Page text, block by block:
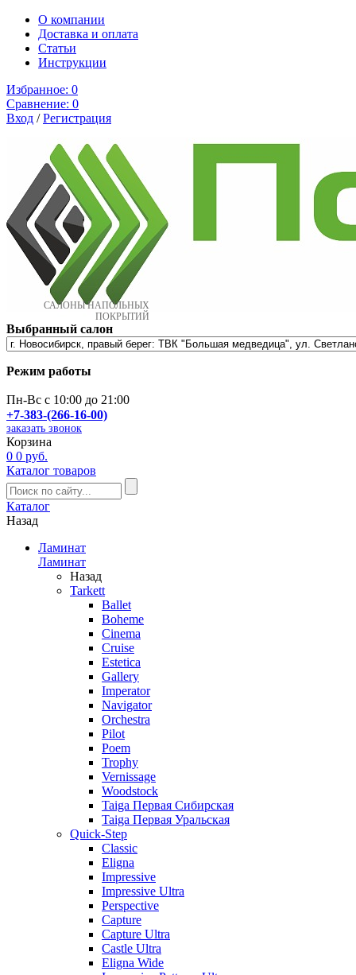
О компании
Доставка и оплата
Cтатьи
Инструкции
Избранное: 0
Сравнение: 0
Вход /Регистрация
САЛОНЫ НАПОЛЬНЫХ
ПОКРЫТИЙ
Выбранный салон
Режим работы
Пн-Вс с 10:00 до 21:00
+7-383-(266-16-00)
заказать звонок
Корзина
0 0 руб.
Каталог товаров
Каталог
Назад
Ламинат
Ламинат
Назад
Tarkett
Ballet
Boheme
Cinema
Cruise
Estetica
Gallery
Imperator
Navigator
Orchestra
Pilot
Poem
Trophy
Vernissage
Woodstock
Taiga Первая Сибирская
Taiga Первая Уральская
Quick-Step
Classic
Eligna
Impressive
Impressive Ultra
Perspective
Capture
Capture Ultra
Castle Ultra
Eligna Wide